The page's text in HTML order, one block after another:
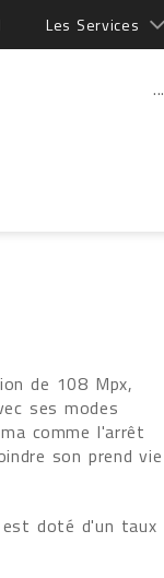
Les Services
...
de 108 Mpx,
ses modes
comme l'arrêt
son prend vie
est doté d'un taux